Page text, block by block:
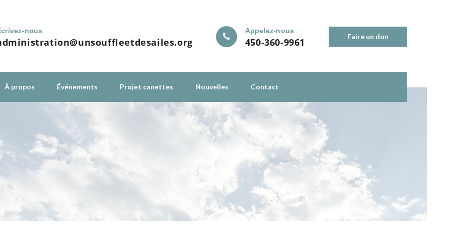
nous Appelez-nous
450-360-9961 Faire un don
À propos Événements Projet canettes Nouvelles Contact